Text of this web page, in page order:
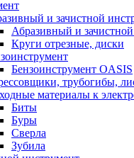
и зачистной
Абразивный и
Круги отрезные, диски
Бензоинструмент OASIS
трубогибы,
материалы к
Биты
Буры
Сверла
Зубила